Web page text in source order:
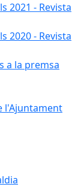
2021 - Revista
2020 - Revista
a la premsa
l'Ajuntament